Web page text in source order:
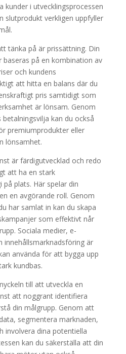
kunder i utvecklingsprocessen
slutprodukt verkligen uppfyller
tänka på är prissättning. Din
på en kombination av
och kundens
att hitta en balans där du
pris samtidigt som
är lönsam. Genom
kan du också
premiumprodukter eller
lönsamhet.
är färdigutvecklad och redo
att ha en stark
plats. Här spelar din
en avgörande roll. Genom
har samlat in kan du skapa
som effektivt når
Sociala medier, e-
innehållsmarknadsföring är
använda för att bygga upp
kundbas.
till att utveckla en
att noggrant identifiera
din målgrupp. Genom att
segmentera marknaden,
involvera dina potentiella
kan du säkerställa att din